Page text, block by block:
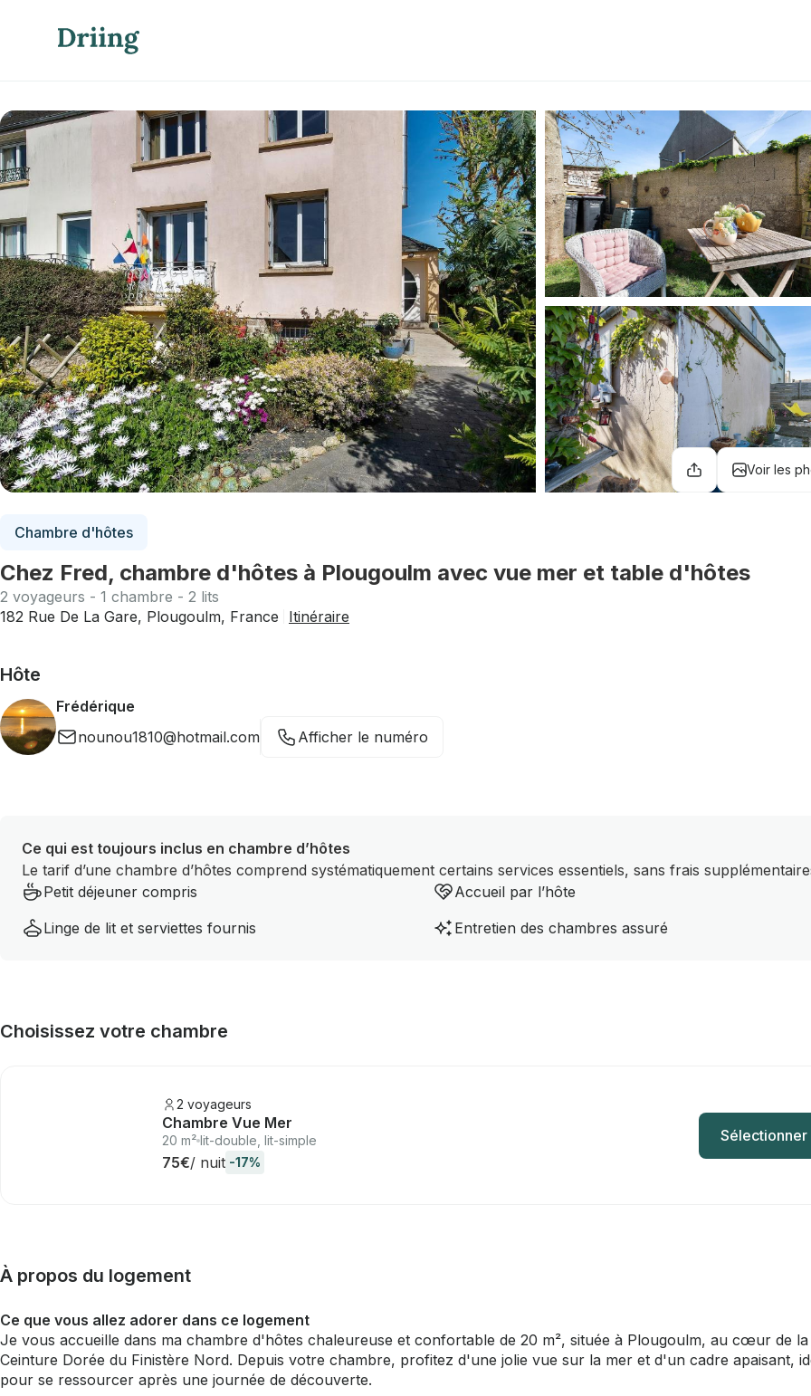
Voir les
Chambre d'hôtes
Chez Fred, chambre d'hôtes à Plougoulm avec vue mer et table d'hôtes
2 voyageurs - 1 chambre - 2 lits
182 Rue De La Gare, Plougoulm, France
Itinéraire
Hôte
Frédérique
nounou1810@hotmail.com
Afficher le numéro
Ce qui est toujours inclus en chambre d’hôtes
Le tarif d’une chambre d’hôtes comprend systématiquement certains services essentiels, sans frais
Petit déjeuner compris
Accueil par l’hôte
Linge de lit et serviettes fournis
Entretien des chambres assuré
Choisissez votre chambre
2 voyageurs
Chambre Vue Mer
20 m² lit-double, lit-simple
75€/ nuit -17%
Sélectionner
À propos du logement
Ce que vous allez adorer dans ce logement
Je vous accueille dans ma chambre d'hôtes chaleureuse et confortable de 20 m², située à Plougoulm, au cœur de la
Ceinture Dorée du Finistère Nord. Depuis votre chambre, profitez d'une jolie vue sur la mer et d'un cadre apaisant,
pour se ressourcer après une journée de découverte.